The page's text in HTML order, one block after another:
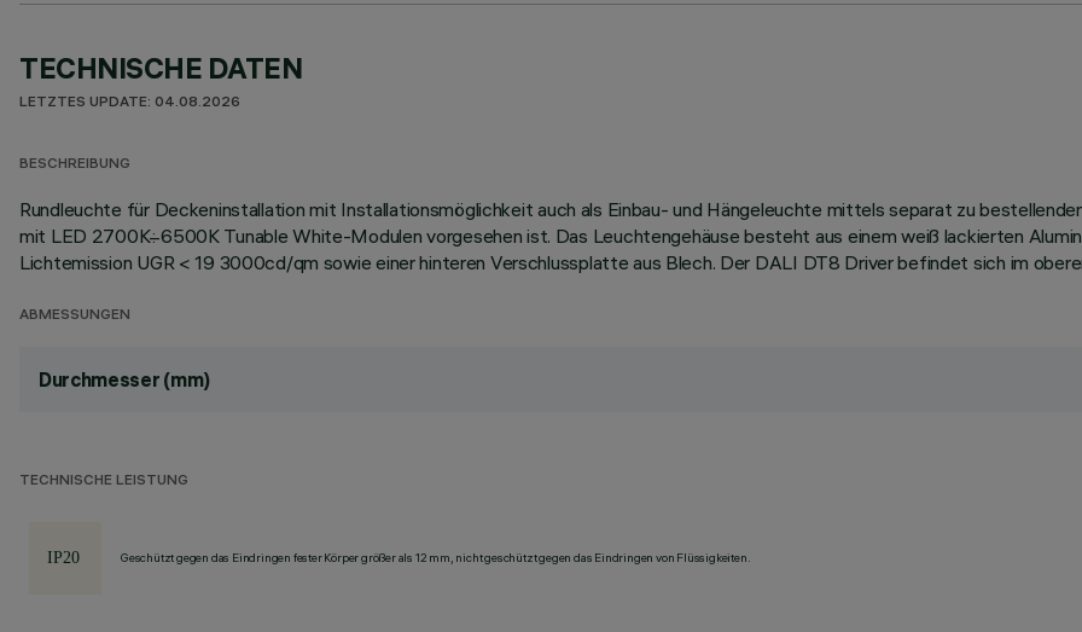
TECHNISCHE DATEN
LETZTES UPDATE: 04.08.2026
BESCHREIBUNG
Rundleuchte für Deckeninstallation mit Installationsmöglichkeit auch als Einbau- und Hängeleuchte mittels separat zu
mit LED 2700K÷6500K Tunable White-Modulen vorgesehen ist. Das Leuchtengehäuse besteht aus einem weiß lackierten
Lichtemission UGR < 19 3000cd/qm sowie einer hinteren Verschlussplatte aus Blech. Der DALI DT8 Driver befindet sich im
ABMESSUNGEN
Durchmesser (mm)
TECHNISCHE LEISTUNG
Geschützt gegen das Eindringen fester Körper größer als 12 mm, nicht geschützt gegen das Eindringen von Flüssigkeiten.